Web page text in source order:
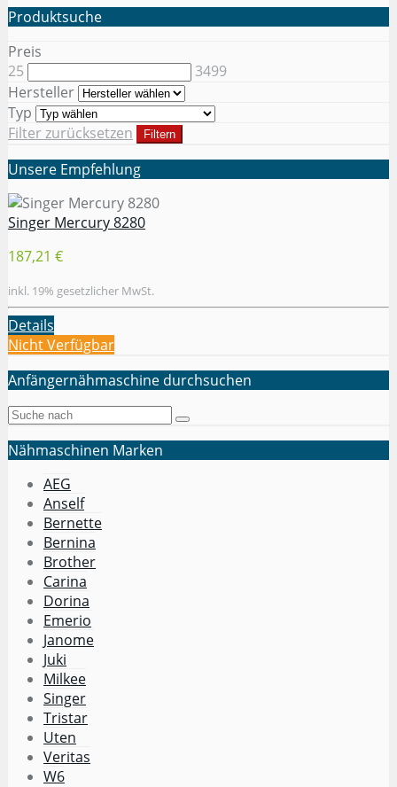
Produktsuche
Preis
25
3499
Hersteller
Typ
Filter zurücksetzen
Filtern
Unsere Empfehlung
Singer Mercury 8280
187,21 €
inkl. 19% gesetzlicher MwSt.
Details
Nicht Verfügbar
Anfängernähmaschine durchsuchen
Nähmaschinen Marken
AEG
Anself
Bernette
Bernina
Brother
Carina
Dorina
Emerio
Janome
Juki
Milkee
Singer
Tristar
Uten
Veritas
W6